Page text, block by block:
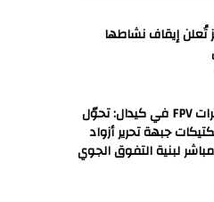
تُعلن إيقاف نشاطها
هجوم مسيّرات FPV في كيدال: تحوّل
جبهة تحرير أزواد
لبنية التفوق الجوي